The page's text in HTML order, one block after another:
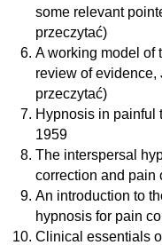
some relevant
przeczytać)
A working model of
review of evidence,
przeczytać)
Hypnosis in painful
1959
The interspersal
correction and pain
An introduction to
hypnosis for pain
Clinical essentials